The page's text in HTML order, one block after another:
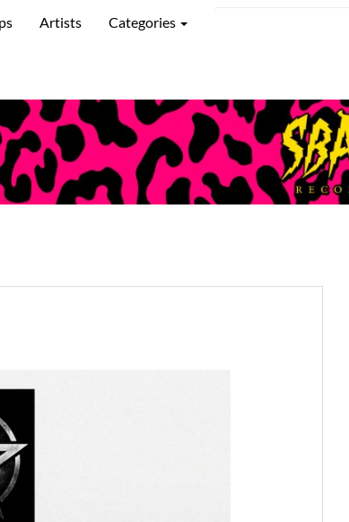
Artists Categories